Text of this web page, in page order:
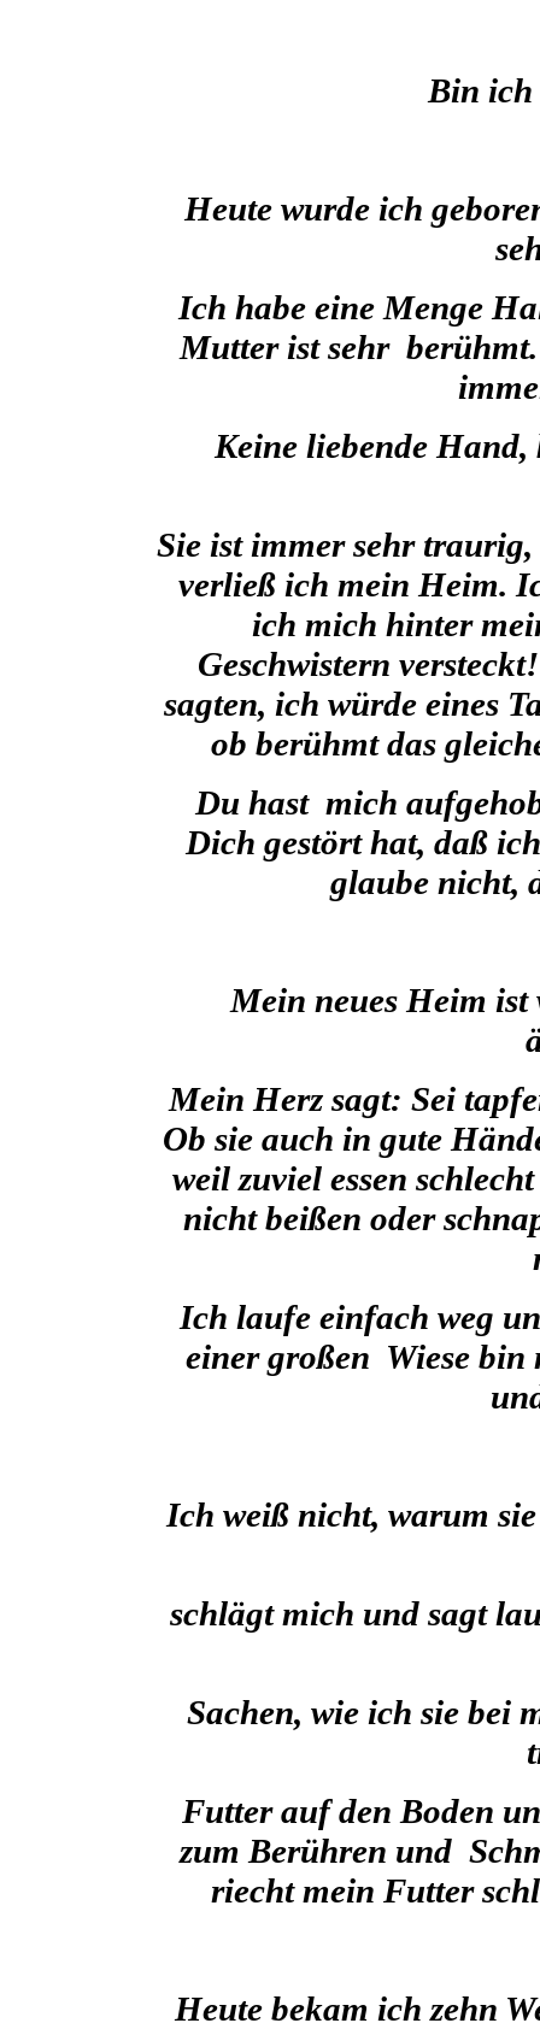
Bin ich
Heute wurde ich
Ich habe eine Menge
Mutter ist sehr
Keine liebende
Sie ist immer sehr
verließ ich mein Heim.
ich mich hinter
Geschwistern
sagten, ich würde eines
ob berühmt das
Du hast mich
Dich gestört hat, daß
glaube nicht,
Mein neues Heim
Mein Herz sagt: Sei
Ob sie auch in gute
weil zuviel essen
nicht beißen oder
Ich laufe einfach weg
einer großen Wiese bin
Ich weiß nicht, warum
schlägt mich und sagt
Sachen, wie ich sie bei
Futter auf den Boden
zum Berühren und
riecht mein Futter
Heute bekam ich zehn